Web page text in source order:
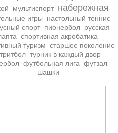
мультиспорт набережная
игры
настольный теннис
спорт пионербол русская
спортивная акробатика
туризм старшее поколение
турник в каждый двор
футбольная лига футзал
шашки